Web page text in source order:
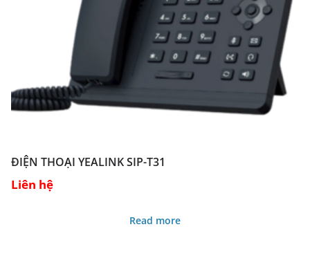
ĐIỆN THOẠI YEALINK SIP-T31
Liên hệ
Read more